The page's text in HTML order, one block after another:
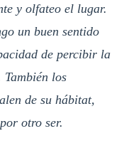
y olfateo el lugar.
un buen sentido
de percibir la
También los
de su hábitat,
otro ser.